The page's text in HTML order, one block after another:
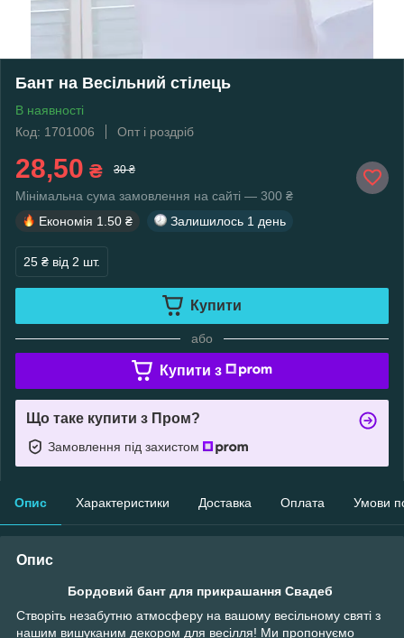
Бант на Весільний стілець
В наявності
Код: 1701006
Опт і роздріб
28,50 ₴ 30 ₴
Мінімальна сума замовлення на сайті — 300 ₴
Економія 1.50 ₴ Залишилось 1 день
25 ₴ від 2 шт.
Купити
або
Купити з
Що таке купити з Пром?
Замовлення під захистом
Опис Характеристики Доставка Оплата Умови
Опис
Бордовий бант для прикрашання Свадеб
Створіть незабутню атмосферу на вашому весільному святі з
нашим вишуканим декором для весілля! Ми пропонуємо